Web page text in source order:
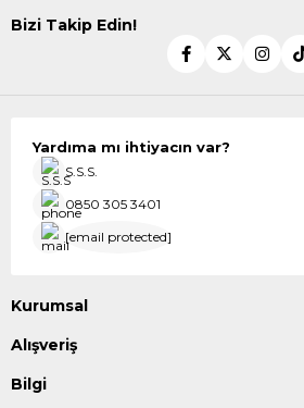
Bizi Takip Edin!
Yardıma mı ihtiyacın var?
S.S.S.
0850 305 3401
[email protected]
Kurumsal
Alışveriş
Bilgi